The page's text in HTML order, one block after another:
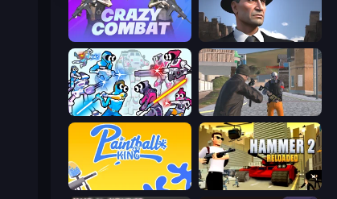
Crazy Combat Downtown 1930s Mafia
Space Wars Battleground Gangsters Squad
Paintball King Hammer 2